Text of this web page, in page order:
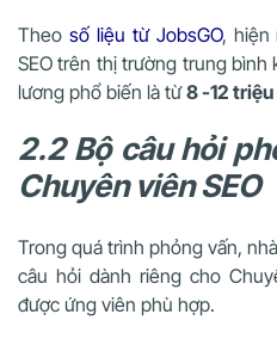
Theo số liệu từ JobsGO, hiện
SEO trên thị trường trung bình
lương phổ biến là từ8 -12
2.2 Bộ câu hỏi
Chuyên viên SEO
Trong quá trình phỏng vấn,
câu hỏi dành riêng cho
được ứng viên phù hợp.